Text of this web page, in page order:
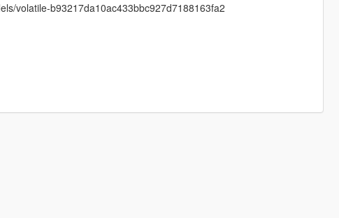
volatile-b93217da10ac433bbc927d7188163fa2